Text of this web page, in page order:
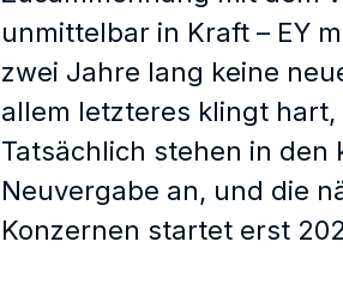
unmittelbar in Kraft – EY
zwei Jahre lang keine
allem letzteres klingt
Tatsächlich stehen in
Neuvergabe an, und die
Konzernen startet erst